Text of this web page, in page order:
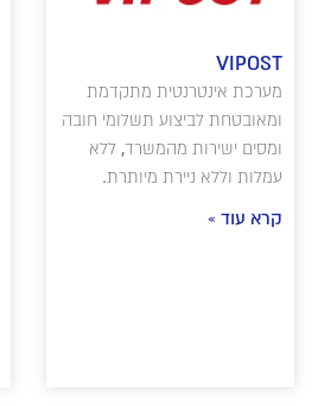
VIPOST
מערכת אינטרנטית מתקדמת
ומאובטחת לביצוע תשלומי חובה
ומסים ישירות מהמשרד, ללא
עמלות וללא ניירת מיותרת.
קרא עוד »